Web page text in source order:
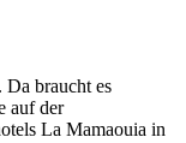
Da braucht es
auf der
La Mamaouia in